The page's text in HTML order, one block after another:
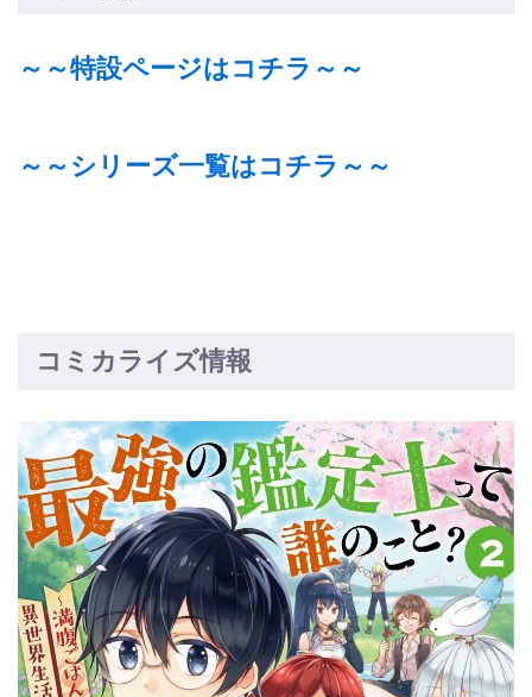
～～特設ページはコチラ～～
～～シリーズ一覧はコチラ～～
コミカライズ情報